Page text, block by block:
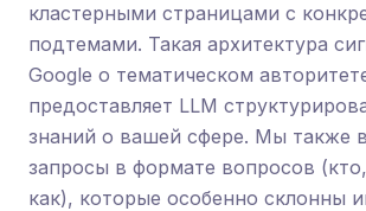
кластерными страницами с
подтемами. Такая архитектура
Google о тематическом
предоставляет LLM
знаний о вашей сфере. Мы также
запросы в формате вопросов
как), которые особенно склонны